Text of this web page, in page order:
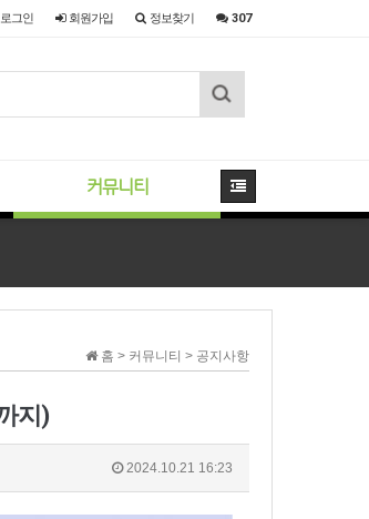
로그인 회원가입 정보찾기 307
커뮤니티
홈 > 커뮤니티 > 공지사항
지)
2024.10.21 16:23